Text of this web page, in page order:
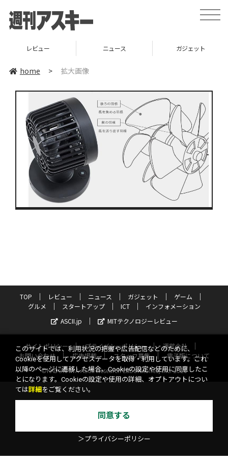
toggle
レビュー ニュース ガジェット
home > 拡大画像
TOP レビュー ニュース ガジェット
ゲーム
グルメ
スタートアップ ICT
インフォメーション
ASCII.jp
MITテクノロジーレビュー
サイトポリシー プライバシーポリシー
運営会社
お問い合わせ
広告掲載 スタッフ募集
電子版について
©KADOKAWA ASCII Research Laboratories, Inc. 2026
このサイトでは、利用状況の把握や広告配信などのために、
Cookieを使用してアクセスデータを取得・利用しています。これ
以降のページに遷移した場合、Cookieの設定や使用に同意したこ
とになります。Cookieの設定や使用の詳細、オプトアウトについ
ては詳細 をご覧ください。
同意する
＞プライバシーポリシー